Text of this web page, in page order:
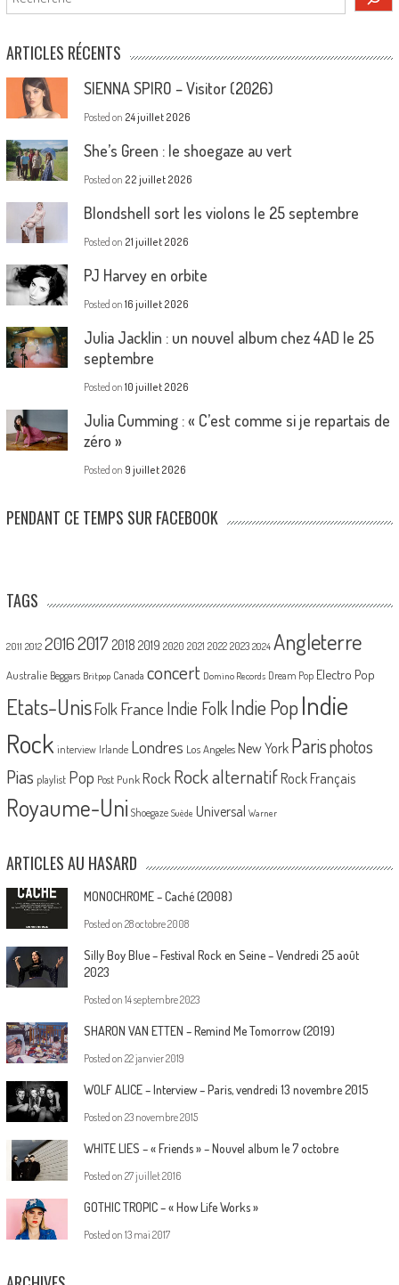
ARTICLES RÉCENTS
SIENNA SPIRO – Visitor (2026)
Posted on 24 juillet 2026
She’s Green : le shoegaze au vert
Posted on 22 juillet 2026
Blondshell sort les violons le 25 septembre
Posted on 21 juillet 2026
PJ Harvey en orbite
Posted on 16 juillet 2026
Julia Jacklin : un nouvel album chez 4AD le 25
septembre
Posted on 10 juillet 2026
Julia Cumming : « C’est comme si je repartais de
zéro »
Posted on 9 juillet 2026
PENDANT CE TEMPS SUR FACEBOOK
TAGS
2011 2012 20162017 2018 2019 2020 2021 2022 2023 2024 Angleterre
Australie Beggars Britpop Canada concert Domino Records Dream Pop Electro Pop
Etats-UnisFolk France Indie Folk Indie PopIndie
Rock interview Irlande Londres Los Angeles New York Parisphotos
Pias playlist Pop Post Punk Rock Rock alternatif Rock Français
Royaume-Uni Shoegaze Suède Universal Warner
ARTICLES AU HASARD
MONOCHROME – Caché (2008)
Posted on 28 octobre 2008
Silly Boy Blue – Festival Rock en Seine – Vendredi 25 août
2023
Posted on 14 septembre 2023
SHARON VAN ETTEN – Remind Me Tomorrow (2019)
Posted on 22 janvier 2019
WOLF ALICE – Interview – Paris, vendredi 13 novembre 2015
Posted on 23 novembre 2015
WHITE LIES – « Friends » – Nouvel album le 7 octobre
Posted on 27 juillet 2016
GOTHIC TROPIC – « How Life Works »
Posted on 13 mai 2017